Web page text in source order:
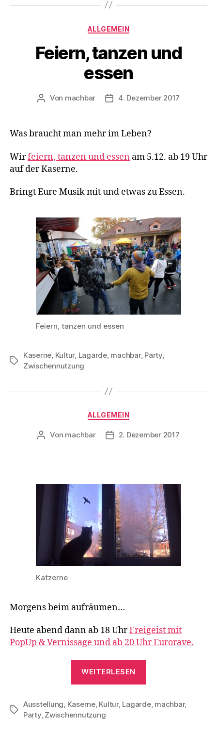
Kategorien
ALLGEMEIN
Feiern, tanzen und
essen
Beitragsautor
Von machbar Beitragsdatum
4. Dezember 2017
Was braucht man mehr im Leben?
Wirfeiern, tanzen und essen am 5.12. ab 19 Uhr
auf der Kaserne.
Bringt Eure Musik mit und etwas zu Essen.
Feiern, tanzen und essen
Schlagwörter
Kaserne, Kultur, Lagarde, machbar, Party,
Zwischennutzung
Kategorien
ALLGEMEIN
Beitragsautor
Von machbar Beitragsdatum
2. Dezember 2017
Katzerne
Morgens beim aufräumen…
Heute abend dann ab 18 UhrFreigeist mit
PopUp & Vernissage und ab 20 Uhr Eurorave.
WEITERLESEN
Schlagwörter
Ausstellung, Kaserne, Kultur, Lagarde, machbar,
Party, Zwischennutzung